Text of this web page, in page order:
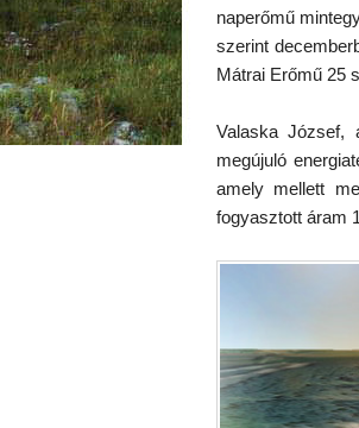
naperőmű
szerint
Mátrai Erőmű 25
Valaska József,
megújuló
amely mellett
fogyasztott áram